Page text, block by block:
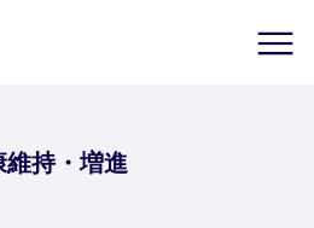
維持・増進